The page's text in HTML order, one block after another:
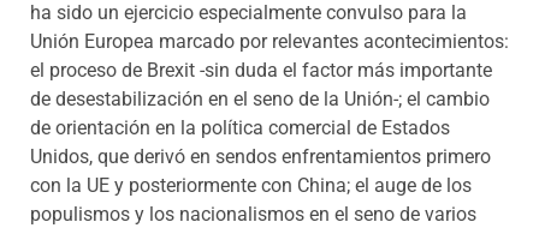
ha sido un ejercicio especialmente convulso para la
Unión Europea marcado por relevantes acontecimientos:
el proceso de Brexit -sin duda el factor más importante
de desestabilización en el seno de la Unión-; el cambio
de orientación en la política comercial de Estados
Unidos, que derivó en sendos enfrentamientos primero
con la UE y posteriormente con China; el auge de los
populismos y los nacionalismos en el seno de varios